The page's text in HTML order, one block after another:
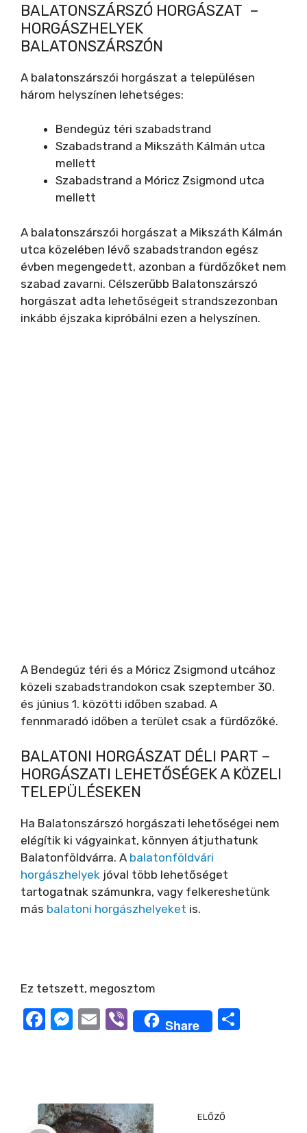
BALATONSZÁRSZÓ HORGÁSZAT –
HORGÁSZHELYEK
BALATONSZÁRSZÓN
A balatonszárszói horgászat a településen
három helyszínen lehetséges:
Bendegúz téri szabadstrand
Szabadstrand a Mikszáth Kálmán utca
mellett
Szabadstrand a Móricz Zsigmond utca
mellett
A balatonszárszói horgászat a Mikszáth Kálmán
utca közelében lévő szabadstrandon egész
évben megengedett, azonban a fürdőzőket nem
szabad zavarni. Célszerűbb Balatonszárszó
horgászat adta lehetőségeit strandszezonban
inkább éjszaka kipróbálni ezen a helyszínen.
A Bendegúz téri és a Móricz Zsigmond utcához
közeli szabadstrandokon csak szeptember 30.
és június 1. közötti időben szabad. A
fennmaradó időben a terület csak a fürdőzőké.
BALATONI HORGÁSZAT DÉLI PART –
HORGÁSZATI LEHETŐSÉGEK A KÖZELI
TELEPÜLÉSEKEN
Ha Balatonszárszó horgászati lehetőségei nem
elégítik ki vágyainkat, könnyen átjuthatunk
Balatonföldvárra. A balatonföldvári
horgászhelyek jóval több lehetőséget
tartogatnak számunkra, vagy felkereshetünk
más balatoni horgászhelyeket is.
Ez tetszett, megosztom
F
b
M
n
E
Vi
b
Share
ELŐZŐ